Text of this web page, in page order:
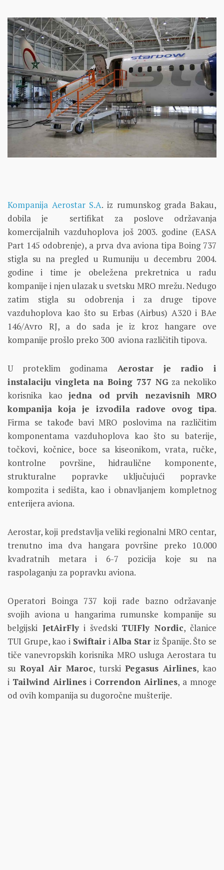
Kompanija Aerostar S.A. iz rumunskog grada Bakau,
dobila je sertifikat za poslove održavanja
komercijalnih vazduhoplova još 2003. godine (EASA
Part 145 odobrenje), a prva dva aviona tipa Boing 737
stigla su na pregled u Rumuniju u decembru 2004.
godine i time je obeležena prekretnica u radu
kompanije i njen ulazak u svetsku MRO mrežu. Nedugo
zatim stigla su odobrenja i za druge tipove
vazduhoplova kao što su Erbas (Airbus) A320 i BAe
146/Avro RJ, a do sada je iz kroz hangare ove
kompanije prošlo preko 300 aviona različitih tipova.
U proteklim godinama Aerostar je radio i
instalaciju vingleta na Boing 737 NGza nekoliko
korisnika kao jedna od prvih nezavisnih MRO
kompanija koja je izvodila radove ovog tipa.
Firma se takođe bavi MRO poslovima na različitim
komponentama vazduhoplova kao što su baterije,
točkovi, kočnice, boce sa kiseonikom, vrata, ručke,
kontrolne površine, hidraulične komponente,
strukturalne popravke uključujući popravke
kompozita i sedišta, kao i obnavljanjem kompletnog
enterijera aviona.
Aerostar, koji predstavlja veliki regionalni MRO centar,
trenutno ima dva hangara površine preko 10.000
kvadratnih metara i 6-7 pozicija koje su na
raspolaganju za popravku aviona.
Operatori Boinga 737 koji rade bazno održavanje
svojih aviona u hangarima rumunske kompanije su
belgijski JetAirFlyi švedski TUIFly Nordic, članice
TUI Grupe, kao i SwiftairiAlba Star iz Španije. Što se
tiče vanevropskih korisnika MRO usluga Aerostara tu
su Royal Air Maroc, turski Pegasus Airlines, kao
i Tailwind Airlines i Correndon Airlines, a mnoge
od ovih kompanija su dugoročne mušterije.